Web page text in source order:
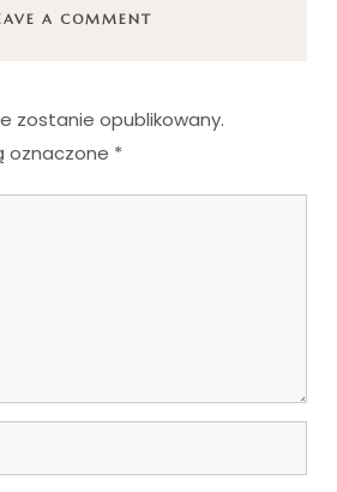
A COMMENT
zostanie opublikowany.
oznaczone *